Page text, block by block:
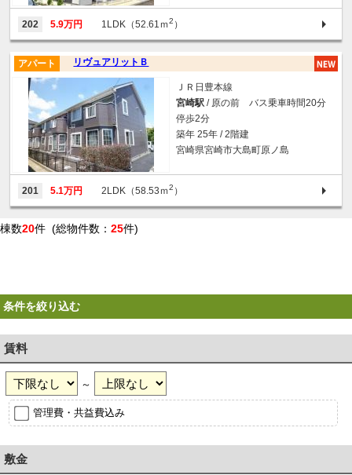
202 5.9万円 1LDK（52.61ｍ2 ）
リヴュアリットＢ
アパート
ＪＲ日豊本線
宮崎駅 / 原の前 バス乗車時間20分
停歩2分
築年 25年 / 2階建
宮崎県宮崎市大島町原ノ島
201 5.1万円 2LDK（58.53ｍ2 ）
棟数20件 (総物件数： 25件)
条件を絞り込む
賃料
～
管理費・共益費込み
敷金